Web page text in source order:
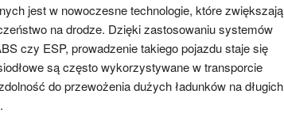
jest w nowoczesne technologie, które zwiększają
na drodze. Dzięki zastosowaniu systemów
czy ESP, prowadzenie takiego pojazdu staje się
są często wykorzystywane w transporcie
do przewożenia dużych ładunków na długich